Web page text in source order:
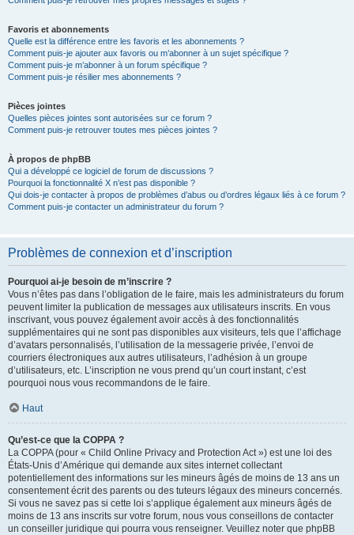
Favoris et abonnements
Quelle est la différence entre les favoris et les abonnements ?
Comment puis-je ajouter aux favoris ou m’abonner à un sujet spécifique ?
Comment puis-je m’abonner à un forum spécifique ?
Comment puis-je résilier mes abonnements ?
Pièces jointes
Quelles pièces jointes sont autorisées sur ce forum ?
Comment puis-je retrouver toutes mes pièces jointes ?
À propos de phpBB
Qui a développé ce logiciel de forum de discussions ?
Pourquoi la fonctionnalité X n’est pas disponible ?
Qui dois-je contacter à propos de problèmes d’abus ou d’ordres légaux liés à ce forum ?
Comment puis-je contacter un administrateur du forum ?
Problèmes de connexion et d’inscription
Pourquoi ai-je besoin de m’inscrire ?
Vous n’êtes pas dans l’obligation de le faire, mais les administrateurs du forum
peuvent limiter la publication de messages aux utilisateurs inscrits. En vous
inscrivant, vous pouvez également avoir accès à des fonctionnalités
supplémentaires qui ne sont pas disponibles aux visiteurs, tels que l’affichage
d’avatars personnalisés, l’utilisation de la messagerie privée, l’envoi de
courriers électroniques aux autres utilisateurs, l’adhésion à un groupe
d’utilisateurs, etc. L’inscription ne vous prend qu’un court instant, c’est
pourquoi nous vous recommandons de le faire.
Haut
Qu’est-ce que la COPPA ?
La COPPA (pour « Child Online Privacy and Protection Act ») est une loi des
États-Unis d’Amérique qui demande aux sites internet collectant
potentiellement des informations sur les mineurs âgés de moins de 13 ans un
consentement écrit des parents ou des tuteurs légaux des mineurs concernés.
Si vous ne savez pas si cette loi s’applique également aux mineurs âgés de
moins de 13 ans inscrits sur votre forum, nous vous conseillons de contacter
un conseiller juridique qui pourra vous renseigner. Veuillez noter que phpBB